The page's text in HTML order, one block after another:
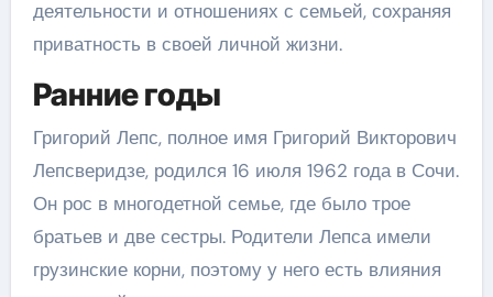
деятельности и отношениях с семьей, сохраняя
приватность в своей личной жизни.
Ранние годы
Григорий Лепс, полное имя Григорий Викторович
Лепсверидзе, родился 16 июля 1962 года в Сочи.
Он рос в многодетной семье, где было трое
братьев и две сестры. Родители Лепса имели
грузинские корни, поэтому у него есть влияния